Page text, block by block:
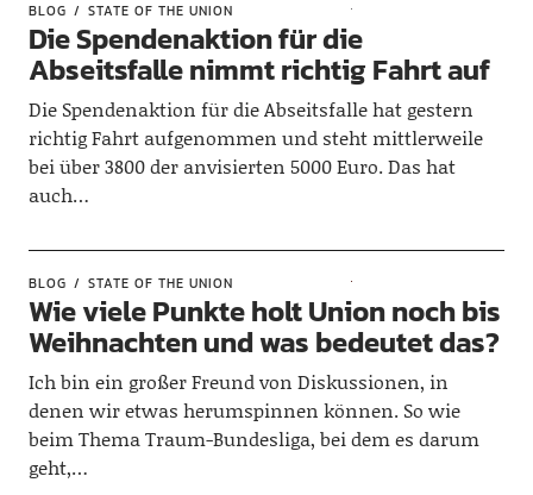
BLOG STATE OF THE UNION
Die Spendenaktion für die
Abseitsfalle nimmt richtig Fahrt auf
Die Spendenaktion für die Abseitsfalle hat gestern
richtig Fahrt aufgenommen und steht mittlerweile
bei über 3800 der anvisierten 5000 Euro. Das hat
auch…
BLOG STATE OF THE UNION
Wie viele Punkte holt Union noch bis
Weihnachten und was bedeutet das?
Ich bin ein großer Freund von Diskussionen, in
denen wir etwas herumspinnen können. So wie
beim Thema Traum-Bundesliga, bei dem es darum
geht,…